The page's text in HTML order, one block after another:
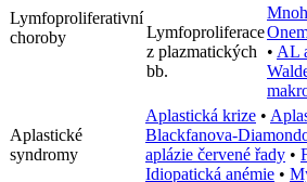
Lymfoproliferativní
choroby
Lymfoproliferace
z plazmatických
bb.
• AL
Aplastické
syndromy
Aplastická krize •
Blackfanova-
aplázie červené řady •
Idiopatická anémie •